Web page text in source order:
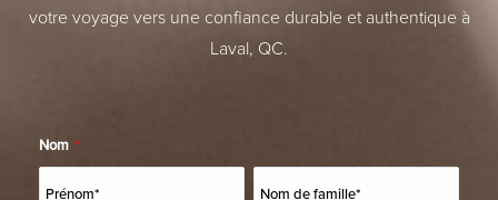
votre voyage vers une confiance durable et authentique à
Laval, QC.
Nom *